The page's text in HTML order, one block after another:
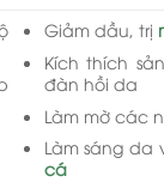
Giảm dầu, trị
Kích thích
đàn hồi da
Làm mờ các
Làm sáng da
cá